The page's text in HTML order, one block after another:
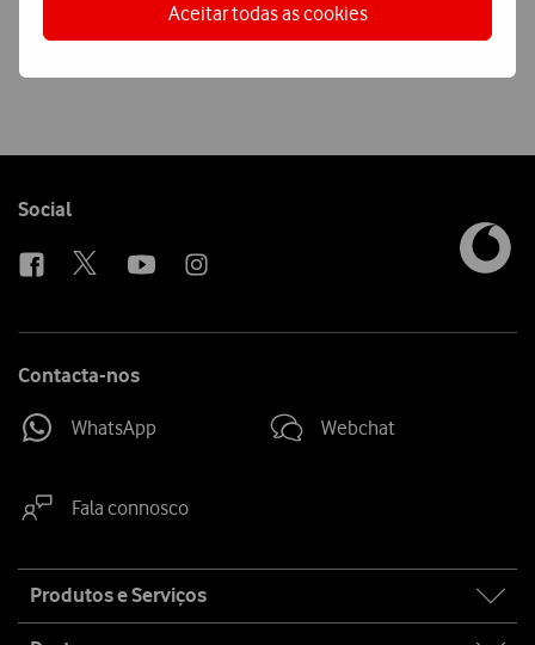
Aceitar todas as cookies
Ver condições Loja Online
Follow
Social
Contacta-nos
WhatsApp Webchat
Fala connosco
map
Produtos e Serviços